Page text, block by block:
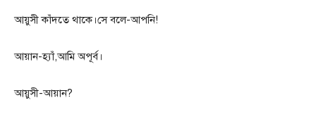
আয়ুসী কাঁদতে থাকে।সে বলে-আপনি!
আয়ান-হ্যাঁ,আমি অপূর্ব।
আয়ুসী-আয়ান?